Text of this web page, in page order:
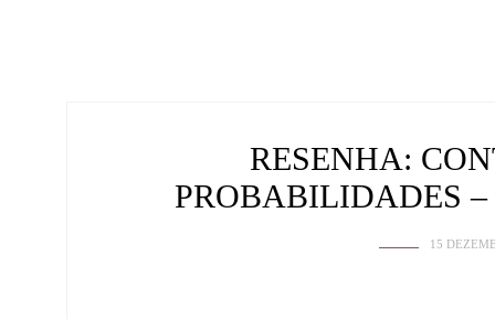
RESENHA:
PROBABILIDADES –
15